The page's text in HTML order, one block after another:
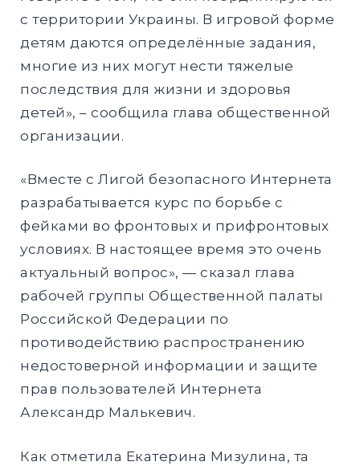
с территории Украины. В игровой форме
детям даются определённые задания,
многие из них могут нести тяжелые
последствия для жизни и здоровья
детей», – сообщила глава общественной
организации.
«Вместе с Лигой безопасного Интернета
разрабатывается курс по борьбе с
фейками во фронтовых и прифронтовых
условиях. В настоящее время это очень
актуальный вопрос», — сказал глава
рабочей группы Общественной палаты
Российской Федерации по
противодействию распространению
недостоверной информации и защите
прав пользователей Интернета
Александр Малькевич.
Как отметила Екатерина Мизулина, та